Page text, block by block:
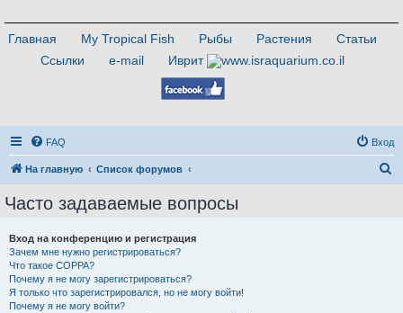
Главная My Tropical Fish Рыбы Растения
Статьи
Ссылки
e-mail Иврит
FAQ Вход
На главную Список форумов
Часто задаваемые вопросы
Вход на конференцию и регистрация
Зачем мне нужно регистрироваться?
Что такое COPPA?
Почему я не могу зарегистрироваться?
Я только что зарегистрировался, но не могу войти!
Почему я не могу войти?